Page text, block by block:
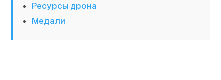
Ресурсы дрона
Медали